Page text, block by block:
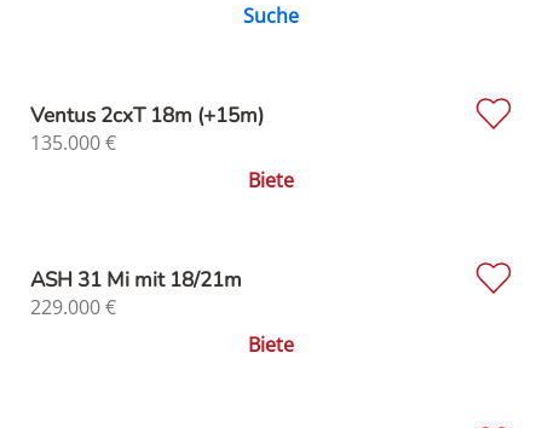
Suche
Ventus 2cxT 18m (+15m)
135.000€
Biete
ASH 31 Mi mit 18/21m
229.000€
Biete